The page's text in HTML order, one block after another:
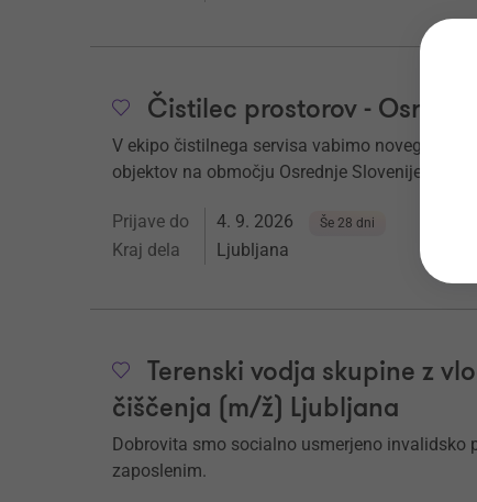
Čistilec prostorov -
V ekipo čistilnega servisa vabimo novega
objektov na območju Osrednje Slovenije.
Prijave do 4. 9. 2026 Še 28 dni
Kraj dela Ljubljana
Terenski vodja skupine z
čiščenja (m/ž) Ljubljana
Dobrovita smo socialno usmerjeno invalidsko
zaposlenim.